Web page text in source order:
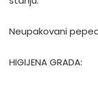
Neupakovani
HIGIJENA GRADA: